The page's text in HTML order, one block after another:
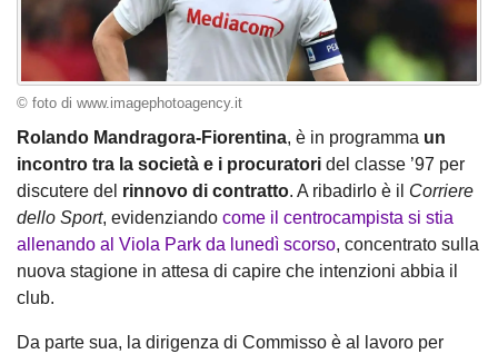
© foto di www.imagephotoagency.it
Rolando Mandragora-Fiorentina, è in programma un
incontro tra la società e i procuratori del classe ’97 per
discutere del rinnovo di contratto. A ribadirlo è il Corriere
dello Sport, evidenziando come il centrocampista si stia
allenando al Viola Park da lunedì scorso, concentrato sulla
nuova stagione in attesa di capire che intenzioni abbia il
club.
Da parte sua, la dirigenza di Commisso è al lavoro per